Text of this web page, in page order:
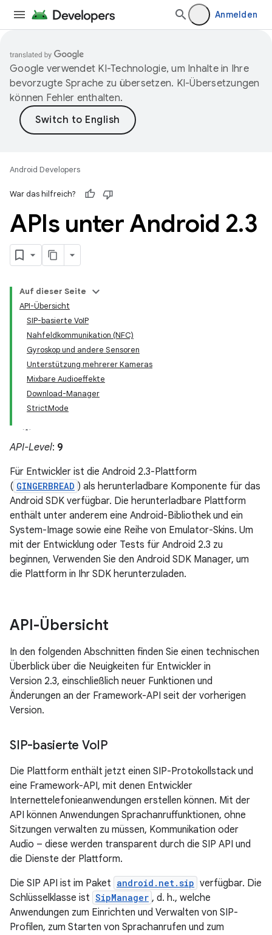
Anmelden
Google verwendet KI-Technologie, um Inhalte in Ihre
bevorzugte Sprache zu übersetzen. KI-Übersetzungen
können Fehler enthalten.
Android Developers
War das hilfreich?
APIs unter Android 2.3
Auf dieser Seite
API-Übersicht
SIP-basierte VoIP
Nahfeldkommunikation (NFC)
Gyroskop und andere Sensoren
Unterstützung mehrerer Kameras
Mixbare Audioeffekte
Download-Manager
StrictMode
API-Level: 9
Für Entwickler ist die Android 2.3-Plattform
( GINGERBREAD ) als herunterladbare Komponente für das
Android SDK verfügbar. Die herunterladbare Plattform
enthält unter anderem eine Android-Bibliothek und ein
System-Image sowie eine Reihe von Emulator-Skins. Um
mit der Entwicklung oder Tests für Android 2.3 zu
beginnen, Verwenden Sie den Android SDK Manager, um
die Plattform in Ihr SDK herunterzuladen.
API-Übersicht
In den folgenden Abschnitten finden Sie einen technischen
Überblick über die Neuigkeiten für Entwickler in
Version 2.3, einschließlich neuer Funktionen und
Änderungen an der Framework-API seit der vorherigen
Version.
SIP-basierte VoIP
Die Plattform enthält jetzt einen SIP-Protokollstack und
eine Framework-API, mit denen Entwickler
Internettelefonieanwendungen erstellen können. Mit der
API können Anwendungen Sprachanruffunktionen, ohne
Sitzungen verwalten zu müssen, Kommunikation oder
Audio – diese werden transparent durch die SIP API und
die Dienste der Plattform.
Die SIP API ist im Paket android.net.sip verfügbar. Die
Schlüsselklasse ist SipManager , d. h., welche
Anwendungen zum Einrichten und Verwalten von SIP-
Profilen, zum Starten von Sprachanrufen und zum